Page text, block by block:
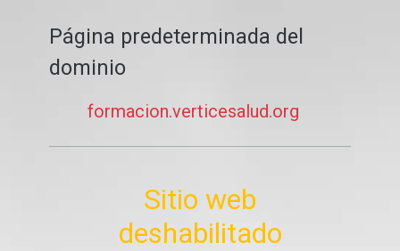
Página predeterminada del
dominio
formacion.verticesalud.org
Sitio web
deshabilitado